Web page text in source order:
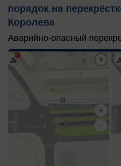
порядок на
Королева
Аварийно-опасный